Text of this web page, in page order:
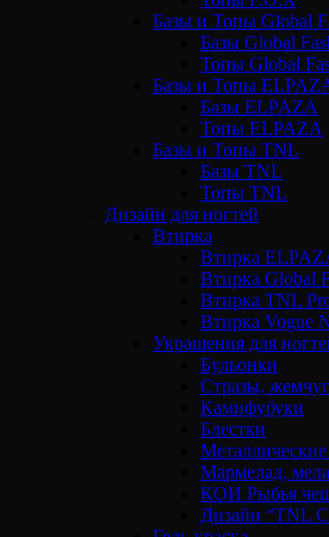
Базы и Топы Global
Базы Global
Топы Global
Базы и Топы
Базы ELPAZA
Топы ELPAZA
Базы и Топы TNL
Базы TNL
Топы TNL
Дизайн для ногтей
Втирка
Втирка
Втирка Global
Втирка TNL
Втирка Vogue
Украшения для
Бульонки
Стразы, жемчуг
Камифубуки
Блестки
Мармелад,
КОИ Рыбья
Дизайн “TNL